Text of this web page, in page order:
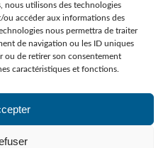
nous utilisons des technologies
accéder aux informations des
nous permettra de traiter
de navigation ou les ID uniques
ou de retirer son consentement
caractéristiques et fonctions.
Website Carbon
de Confidentialité